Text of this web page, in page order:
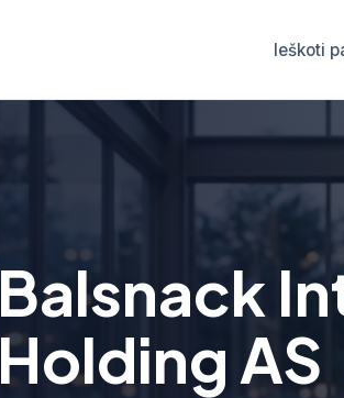
Ieškoti
Balsnack
Holding AS